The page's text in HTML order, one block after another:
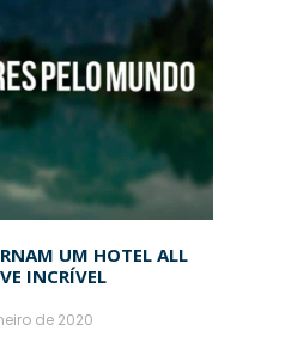
UM HOTEL ALL
INCRÍVEL
de 2020